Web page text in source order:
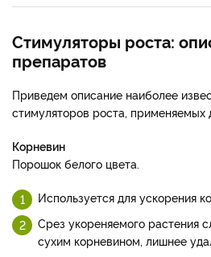
Стимуляторы роста:
препаратов
Приведем описание наиболее
стимуляторов роста, применяемых
Корневин
Порошок белого цвета.
Используется для ускорения
Срез укореняемого растения
сухим корневином, лишнее